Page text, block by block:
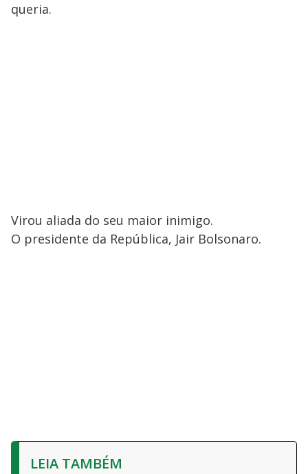
queria.
Virou aliada do seu maior inimigo.
O presidente da República, Jair Bolsonaro.
LEIA TAMBÉM